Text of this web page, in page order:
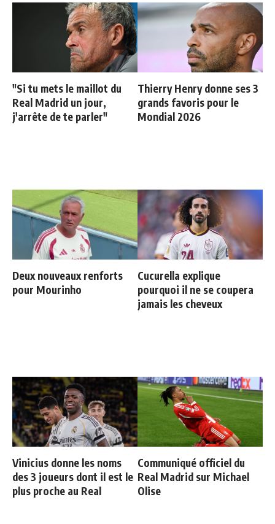
"Si tu mets le maillot du
Real Madrid un jour,
j'arrête de te parler"
Thierry Henry donne ses 3
grands favoris pour le
Mondial 2026
Deux nouveaux renforts
pour Mourinho
Cucurella explique
pourquoi il ne se coupera
jamais les cheveux
Vinicius donne les noms
des 3 joueurs dont il est le
plus proche au Real
Communiqué officiel du
Real Madrid sur Michael
Olise